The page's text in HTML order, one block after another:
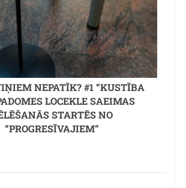
NEPATĪK? #1 “KUSTĪBA
LOCEKLE SAEIMAS
STARTĒS NO
“PROGRESĪVAJIEM”